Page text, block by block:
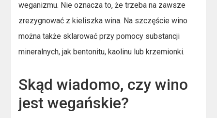
weganizmu. Nie oznacza to, że trzeba na zawsze
zrezygnować z kieliszka wina. Na szczęście wino
można także sklarować przy pomocy substancji
mineralnych, jak bentonitu, kaolinu lub krzemionki.
Skąd wiadomo, czy wino
jest wegańskie?